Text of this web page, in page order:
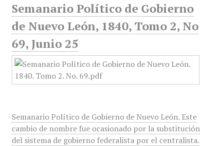
Semanario Político de Gobierno
de Nuevo León, 1840, Tomo 2, No
69, Junio 25
Semanario Político de Gobierno de Nuevo León. Este
cambio de nombre fue ocasionado por la substitución
del sistema de gobierno federalista por el centralista.